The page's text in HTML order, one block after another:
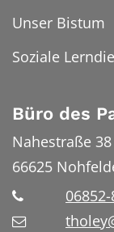
Unser Bistum
Soziale
Büro des
Nahestraße 38
66625